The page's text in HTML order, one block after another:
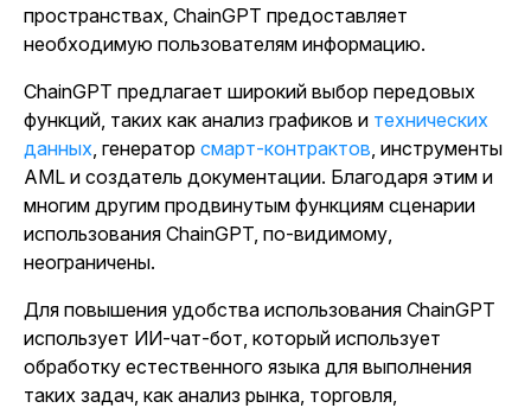
пространствах, ChainGPT предоставляет
необходимую пользователям информацию.
ChainGPT предлагает широкий выбор передовых
функций, таких как анализ графиков и технических
данных, генератор смарт-контрактов, инструменты
AML и создатель документации. Благодаря этим и
многим другим продвинутым функциям сценарии
использования ChainGPT, по-видимому,
неограничены.
Для повышения удобства использования ChainGPT
использует ИИ-чат-бот, который использует
обработку естественного языка для выполнения
таких задач, как анализ рынка, торговля,